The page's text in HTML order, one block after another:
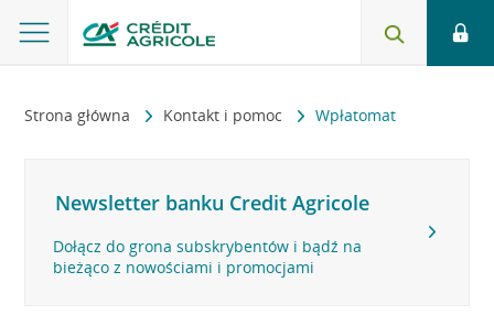
Strona główna Kontakt i pomoc Wpłatomat
Newsletter banku Credit Agricole
Dołącz do grona subskrybentów i bądź na
bieżąco z nowościami i promocjami